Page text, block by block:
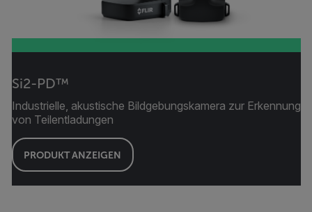
Si2-PD™
Industrielle, akustische Bildgebungskamera zur Erkennung
von Teilentladungen
PRODUKT ANZEIGEN